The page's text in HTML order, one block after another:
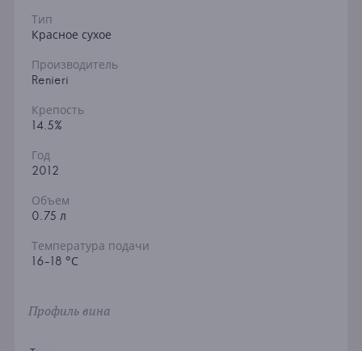
Тип
Красное сухое
Производитель
Renieri
Крепость
14.5%
Год
2012
Объем
0.75 л
Температура подачи
16-18 °С
Профиль вина